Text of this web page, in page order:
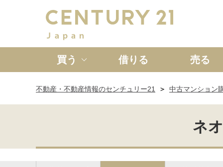
買う
新築一戸建て 中古一戸
借りる 売る
不動産・不動産情報のセンチュリー21 中古マンション
ネ